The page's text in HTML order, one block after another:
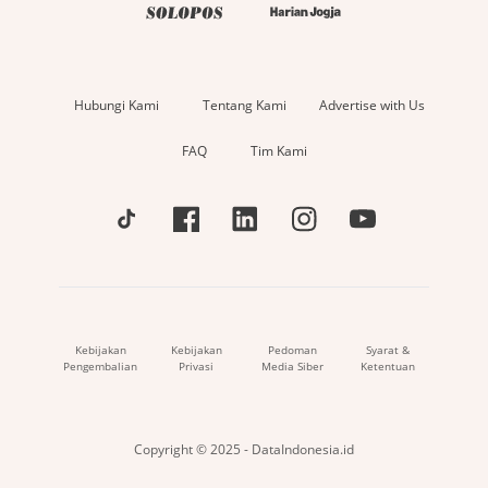
Hubungi Kami Tentang Kami Advertise with Us
FAQ Tim Kami
Kebijakan
Pengembalian
Kebijakan
Privasi
Pedoman
Media Siber
Syarat &
Ketentuan
Copyright © 2025 - DataIndonesia.id